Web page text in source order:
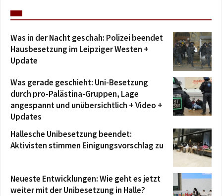
Was in der Nacht geschah: Polizei beendet
Hausbesetzung im Leipziger Westen +
Update
Was gerade geschieht: Uni-Besetzung
durch pro-Palästina-Gruppen, Lage
angespannt und unübersichtlich + Video +
Updates
Hallesche Unibesetzung beendet:
Aktivisten stimmen Einigungsvorschlag zu
Neueste Entwicklungen: Wie geht es jetzt
weiter mit der Unibesetzung in Halle?